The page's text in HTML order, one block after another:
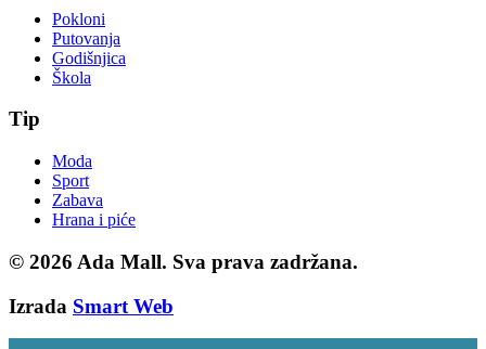
Pokloni
Putovanja
Godišnjica
Škola
Tip
Moda
Sport
Zabava
Hrana i piće
© 2026 Ada Mall. Sva prava zadržana.
Izrada Smart Web